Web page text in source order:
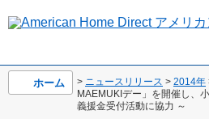
ホーム > ニュースリリース > 2014年
MAEMUKIデー」を開催し、
義援金受付活動に協力 ～